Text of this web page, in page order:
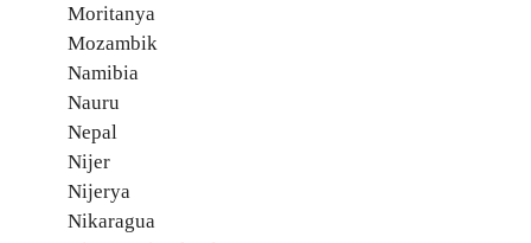
Moritanya
Mozambik
Namibia
Nauru
Nepal
Nijer
Nijerya
Nikaragua